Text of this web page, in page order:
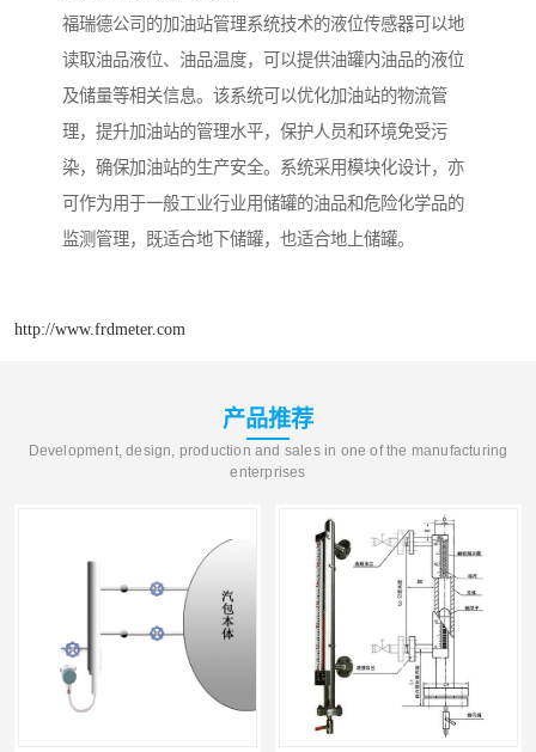
福瑞德公司的加油站管理系统技术的液位传感器可以地
读取油品液位、油品温度，可以提供油罐内油品的液位
及储量等相关信息。该系统可以优化加油站的物流管
理，提升加油站的管理水平，保护人员和环境免受污
染，确保加油站的生产安全。系统采用模块化设计，亦
可作为用于一般工业行业用储罐的油品和危险化学品的
监测管理，既适合地下储罐，也适合地上储罐。
http://www.frdmeter.com
产品推荐
Development, design, production and sales in one of the manufacturing
enterprises